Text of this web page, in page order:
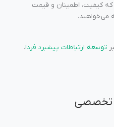
کیفیت، اطمینان و قیمت
می‌خواهند.
توسعه ارتباطات پیشبرد فردا.
تخصصی